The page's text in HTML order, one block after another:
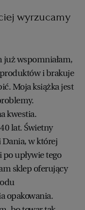
wyrzucamy
już wspomniałam,
i brakuje
Moja książka jest
kwestia.
lat. Świetny
Dania, w której
upływie tego
sklep oferujący
opakowania.